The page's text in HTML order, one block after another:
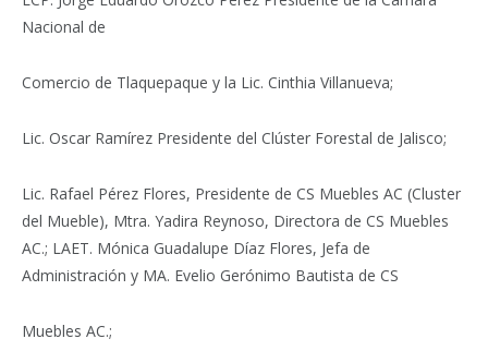
Nacional de
Comercio de Tlaquepaque y la Lic. Cinthia Villanueva;
Lic. Oscar Ramírez Presidente del Clúster Forestal de Jalisco;
Lic. Rafael Pérez Flores, Presidente de CS Muebles AC (Cluster
del Mueble), Mtra. Yadira Reynoso, Directora de CS Muebles
AC.; LAET. Mónica Guadalupe Díaz Flores, Jefa de
Administración y MA. Evelio Gerónimo Bautista de CS
Muebles AC.;